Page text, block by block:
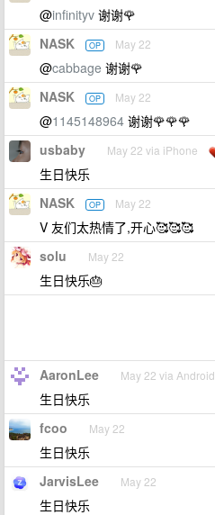
@infinityv 谢谢🌹
NASK OP May 22
@cabbage 谢谢🌹
NASK OP May 22
@1145148964 谢谢🌹🌹🌹
usbaby May 22 via iPhone
生日快乐
NASK OP May 22
V 友们太热情了,开心🥰🥰🥰
solu May 22
生日快乐🎂
AaronLee May 22 via Android
生日快乐
fcoo May 22
生日快乐
JarvisLee May 22
生日快乐